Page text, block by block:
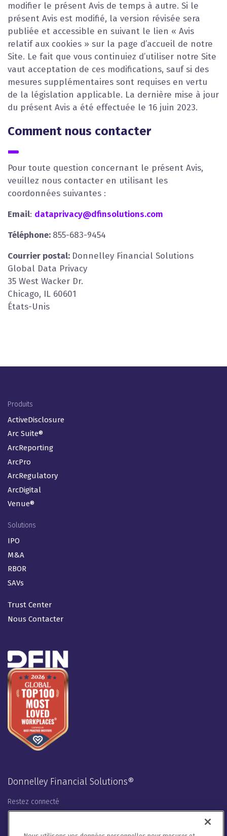
modifier le présent Avis de temps à autre. Si le
présent Avis est modifié, la version révisée sera
publiée et accessible en suivant le lien « Avis
relatif aux cookies » sur la page d’accueil de notre
Site. Le fait que vous continuiez d’utiliser notre Site
vaut acceptation de ces modifications, sauf si des
mesures supplémentaires sont requises en vertu
de la législation applicable. La dernière mise à jour
du présent Avis a été effectuée le 16 juin 2023.
Comment nous contacter
Pour toute question concernant le présent Avis,
veuillez nous contacter en utilisant les
coordonnées suivantes :
Email: dataprivacy@dfinsolutions.com
Téléphone: 855-683-9454
Courrier postal: Donnelley Financial Solutions
Global Data Privacy
35 West Wacker Dr.
Chicago, IL 60601
États-Unis
Footer Menu (FR)
Produits
ActiveDisclosure
Arc Suite®
ArcReporting
ArcPro
ArcRegulatory
ArcDigital
Venue®
Solutions
IPO
M&A
RBOR
SAVs
Trust Center
Nous Contacter
Donnelley Financial Solutions®
Restez connecté